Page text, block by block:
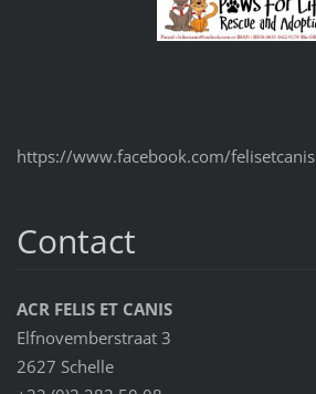
https://www.facebook.com/felisetcanis
Contact
ACR FELIS ET CANIS
Elfnovemberstraat 3
2627 Schelle